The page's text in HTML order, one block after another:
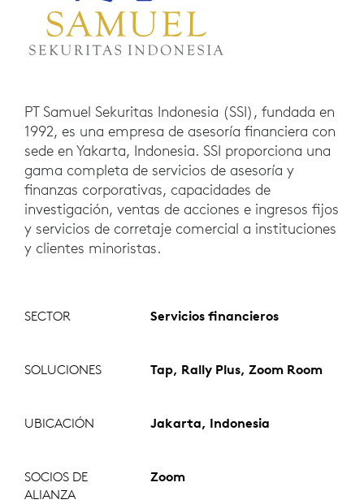
PT Samuel Sekuritas Indonesia (SSI), fundada en
1992, es una empresa de asesoría financiera con
sede en Yakarta, Indonesia. SSI proporciona una
gama completa de servicios de asesoría y
finanzas corporativas, capacidades de
investigación, ventas de acciones e ingresos fijos
y servicios de corretaje comercial a instituciones
y clientes minoristas.
SECTOR Servicios financieros
SOLUCIONES Tap, Rally Plus, Zoom Room
UBICACIÓN Jakarta, Indonesia
SOCIOS DE
ALIANZA
Zoom